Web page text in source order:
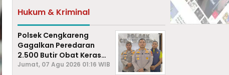
Hukum & Kriminal
Polsek Cengkareng
Gagalkan Peredaran
2.500 Butir Obat Keras
Daftar G, Satu Pengedar
Jumat, 07 Agu 2026 01:16 WIB